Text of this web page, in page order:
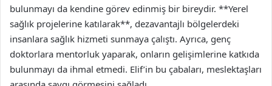
bulunmayı da kendine görev edinmiş bir bireydir. **Yerel
sağlık projelerine katılarak**, dezavantajlı bölgelerdeki
insanlara sağlık hizmeti sunmaya çalıştı. Ayrıca, genç
doktorlara mentorluk yaparak, onların gelişimlerine katkıda
bulunmayı da ihmal etmedi. Elif’in bu çabaları, meslektaşları